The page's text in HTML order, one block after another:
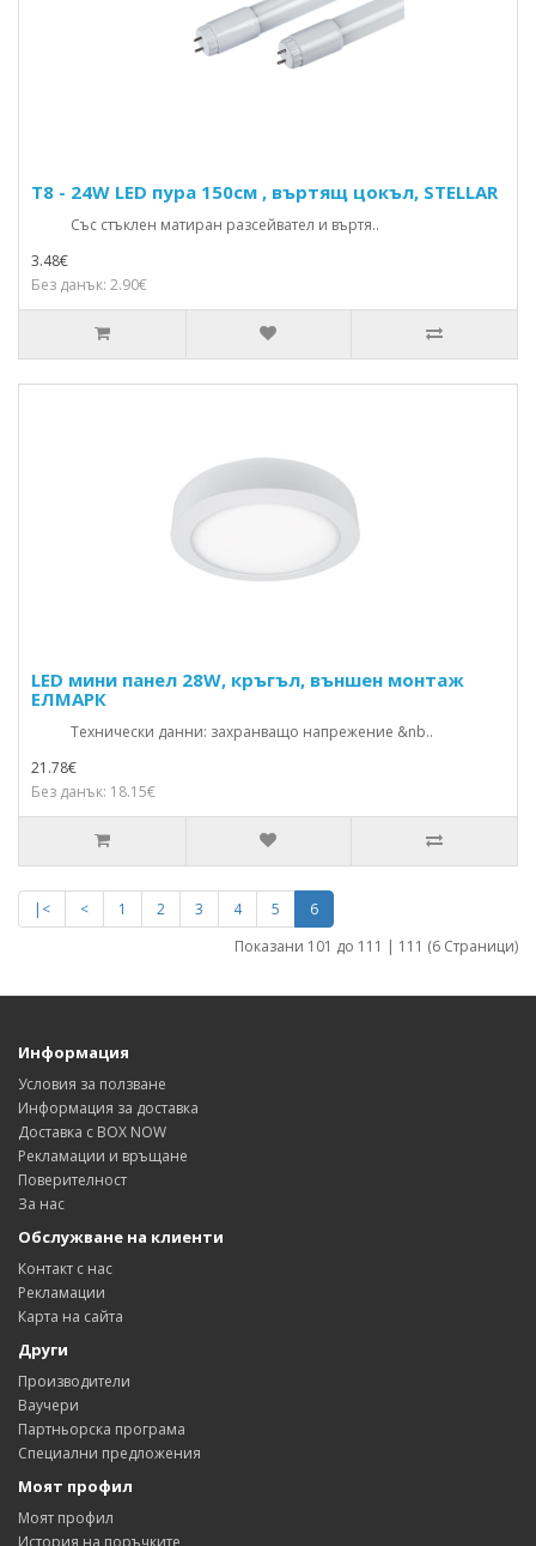
T8 - 24W LED пура 150см , въртящ цокъл, STELLAR
Със стъклен матиран разсейвател и въртя..
3.48€
Без данък: 2.90€
LED мини панел 28W, кръгъл, външен монтаж
ЕЛМАРК
Технически данни: захранващо напрежение &nb..
21.78€
Без данък: 18.15€
|< < 1 2 3 4 5
6
Показани 101 до 111 | 111 (6 Страници)
Информация
Условия за ползване
Информация за доставка
Доставка с BOX NOW
Рекламации и връщане
Поверителност
За нас
Обслужване на клиенти
Контакт с нас
Рекламации
Карта на сайта
Други
Производители
Ваучери
Партньорска програма
Специални предложения
Моят профил
Моят профил